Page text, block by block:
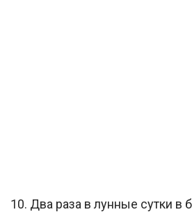
10. Два раза в лунные сутки в